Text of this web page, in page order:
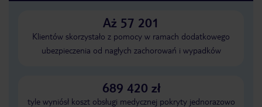
Aż 57 201
Klientów skorzystało z pomocy w ramach dodatkowego
ubezpieczenia od nagłych zachorowań i wypadków
689 420 zł
tyle wyniósł koszt obsługi medycznej pokryty jednorazowo